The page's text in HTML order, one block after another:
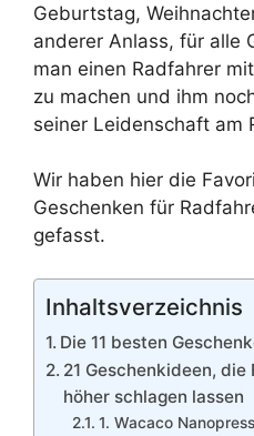
Geburtstag,
anderer Anlass, für alle
man einen Radfahrer
zu machen und ihm
seiner Leidenschaft am
Wir haben hier die
Geschenken für
gefasst.
Inhaltsverzeichnis
Die 11 besten
21 Geschenkideen,
höher schlagen lassen
1. Wacaco